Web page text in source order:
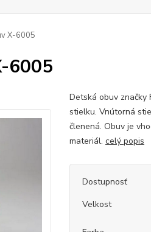
X-6005
6005
Detská obuv značky
stielku. Vnútorná
členená. Obuv je
materiál. celý popis
Dostupnosť
Velkost